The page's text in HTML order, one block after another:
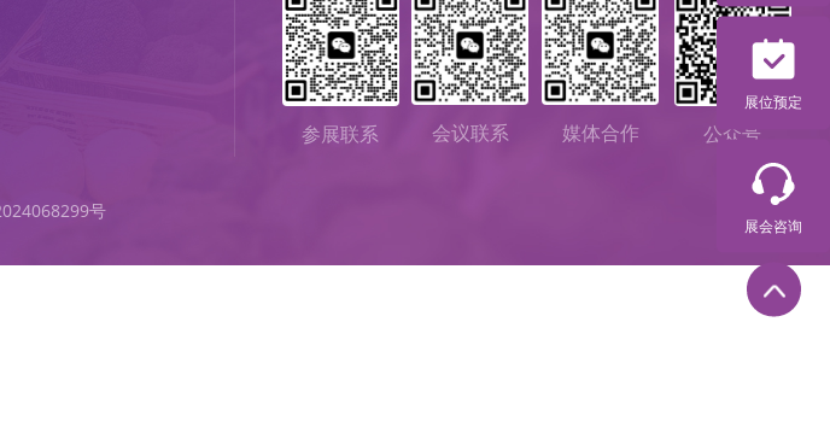
参展联系 会议联系 媒体合作 公众号
号
展位预定
展会咨询